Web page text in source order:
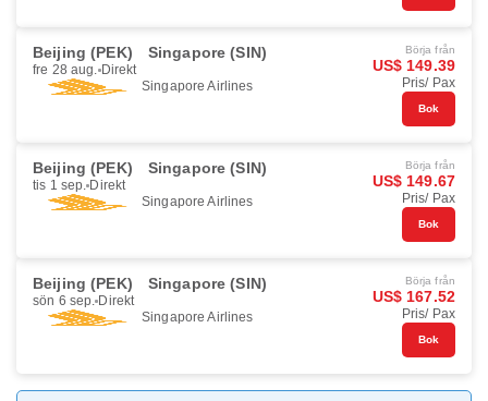
Beijing (PEK) Singapore (SIN)
fre 28 aug. Direkt
Singapore Airlines
Börja från
US$ 149.39
Pris/ Pax
Bok
Beijing (PEK) Singapore (SIN)
tis 1 sep. Direkt
Singapore Airlines
Börja från
US$ 149.67
Pris/ Pax
Bok
Beijing (PEK) Singapore (SIN)
sön 6 sep. Direkt
Singapore Airlines
Börja från
US$ 167.52
Pris/ Pax
Bok